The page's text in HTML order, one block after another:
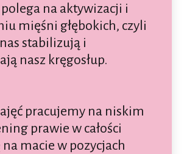
polega na aktywizacji i
mięśni głębokich, czyli
stabilizują i
nasz kręgosłup.
pracujemy na niskim
prawie w całości
macie w pozycjach